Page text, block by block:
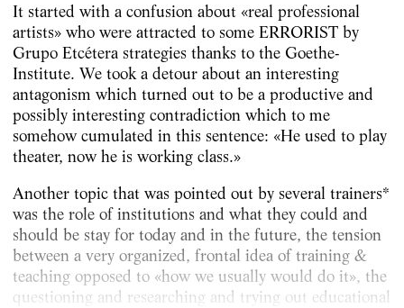
It started with a confusion about «real professional
artists» who were attracted to some ERRORIST by
Grupo Etcétera strategies thanks to the Goethe-
Institute. We took a detour about an interesting
antagonism which turned out to be a productive and
possibly interesting contradiction which to me
somehow cumulated in this sentence: «He used to play
theater, now he is working class.»
Another topic that was pointed out by several trainers*
was the role of institutions and what they could and
should be stay for today and in the future, the tension
between a very organized, frontal idea of training &
teaching opposed to «how we usually would do it», the
questioning and researching and trying out educational